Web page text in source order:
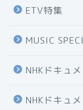
ETV特集
MUSIC
NHKドキュ
NHKドキュ